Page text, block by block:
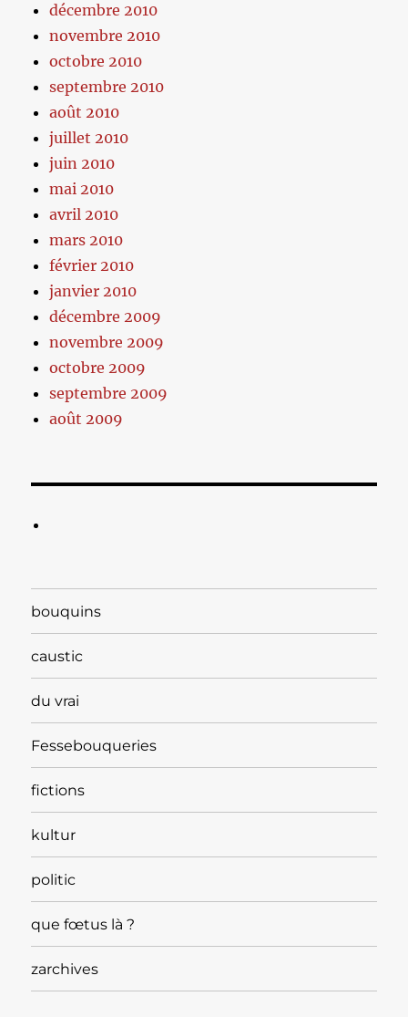
décembre 2010
novembre 2010
octobre 2010
septembre 2010
août 2010
juillet 2010
juin 2010
mai 2010
avril 2010
mars 2010
février 2010
janvier 2010
décembre 2009
novembre 2009
octobre 2009
septembre 2009
août 2009
bouquins
caustic
du vrai
Fessebouqueries
fictions
kultur
politic
que fœtus là ?
zarchives